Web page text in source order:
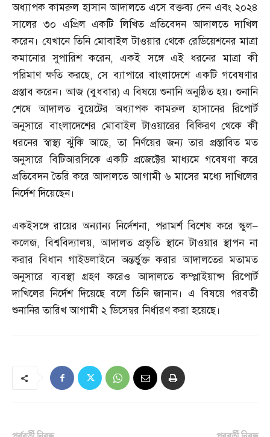
অধ্যাপক কামরুল হাসান আদালতে এসে বক্তব্য দেন এবং ২০২৪
সালের ৩০ এপ্রিল একটি লিখিত প্রতিবেদন আদালতে দাখিল
করেন। যেখানে তিনি মোবাইল টাওয়ার থেকে রেডিয়েশনের মাত্রা
কমানোর সুপারিশ করেন,একই সঙ্গে এই ধরনের মাত্রা কী
পরিমাণ ক্ষতি করছে,সে ব্যাপারে বাংলাদেশে একটি গবেষণার
প্রস্তাব করেন। আজ (বুধবার) এ বিষয়ে শুনানি অনুষ্ঠিত হয়। শুনানি
শেষে আদালত বুয়েটের অধ্যাপক কামরুল হাসানের রিপোর্ট
অনুসারে বাংলাদেশের মোবাইল টাওয়ারের বিকিরণ থেকে কী
ধরনের স্বাস্থ্য ঝুঁকি আছে,তা নির্ণয়ের জন্য তার প্রস্তাবিত মত
অনুসারে বিটিআরসিকে একটি প্রজেক্টের মাধ্যমে গবেষণা করে
প্রতিবেদন তৈরি করে আদালতে আগামী ৬ মাসের মধ্যে দাখিলের
নির্দেশ দিয়েছেন।
একইসঙ্গে রায়ের অন্যান্য নির্দেশনা, পরামর্শ বিশেষ করে স্কুল–
কলেজ,বিশ্ববিদ্যালয়,আদালত প্রভৃতি স্থানে টাওয়ার স্থাপন না
করার বিধান গাইডলাইনে অন্তর্ভুক্ত করার আদালতের মতামত
অনুসারে ব্যবস্থা গ্রহণ করেও আদালতে কম্প্লাইয়ান্স রিপোর্ট
দাখিলের নির্দেশ দিয়েছে বলে তিনি জানান। এ বিষয়ে পরবর্তী
শুনানির তারিখ আগামী ২ ডিসেম্বর নির্ধারণ করা হয়েছে।